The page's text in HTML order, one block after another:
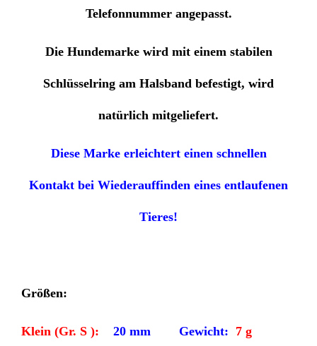
Telefonnummer angepasst.
Die Hundemarke wird mit einem stabilen
Schlüsselring am Halsband befestigt, wird
natürlich mitgeliefert.
Diese Marke erleichtert einen schnellen
Kontakt bei Wiederauffinden eines entlaufenen
Tieres!
Größen:
Klein (Gr. S ): 20 mm Gewicht: 7 g